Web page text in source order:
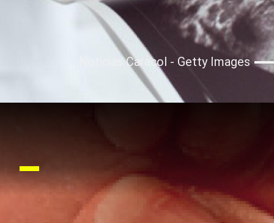
Noticias Caracol - Getty Images